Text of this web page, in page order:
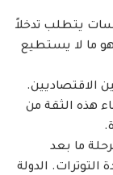
يتطلب تدخلاً
ما لا يستطيع
الاقتصاديين.
هذه الثقة من
ما بعد
التوترات. الدولة